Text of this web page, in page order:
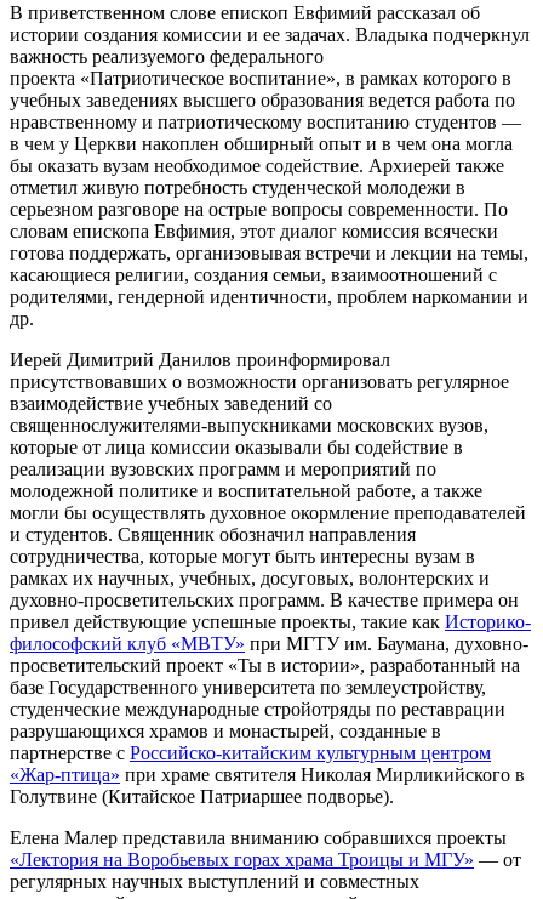
В приветственном слове епископ Евфимий рассказал об
истории создания комиссии и ее задачах. Владыка подчеркнул
важность реализуемого федерального
проекта «Патриотическое воспитание», в рамках которого в
учебных заведениях высшего образования ведется работа по
нравственному и патриотическому воспитанию студентов —
в чем у Церкви накоплен обширный опыт и в чем она могла
бы оказать вузам необходимое содействие. Архиерей также
отметил живую потребность студенческой молодежи в
серьезном разговоре на острые вопросы современности. По
словам епископа Евфимия, этот диалог комиссия всячески
готова поддержать, организовывая встречи и лекции на темы,
касающиеся религии, создания семьи, взаимоотношений с
родителями, гендерной идентичности, проблем наркомании и
др.
Иерей Димитрий Данилов проинформировал
присутствовавших о возможности организовать регулярное
взаимодействие учебных заведений со
священнослужителями-выпускниками московских вузов,
которые от лица комиссии оказывали бы содействие в
реализации вузовских программ и мероприятий по
молодежной политике и воспитательной работе, а также
могли бы осуществлять духовное окормление преподавателей
и студентов. Священник обозначил направления
сотрудничества, которые могут быть интересны вузам в
рамках их научных, учебных, досуговых, волонтерских и
духовно-просветительских программ. В качестве примера он
привел действующие успешные проекты, такие как Историко-
философский клуб «МВТУ» при МГТУ им. Баумана, духовно-
просветительский проект «Ты в истории», разработанный на
базе Государственного университета по землеустройству,
студенческие международные стройотряды по реставрации
разрушающихся храмов и монастырей, созданные в
партнерстве с Российско-китайским культурным центром
«Жар-птица» при храме святителя Николая Мирликийского в
Голутвине (Китайское Патриаршее подворье).
Елена Малер представила вниманию собравшихся проекты
«Лектория на Воробьевых горах храма Троицы и МГУ» — от
регулярных научных выступлений и совместных